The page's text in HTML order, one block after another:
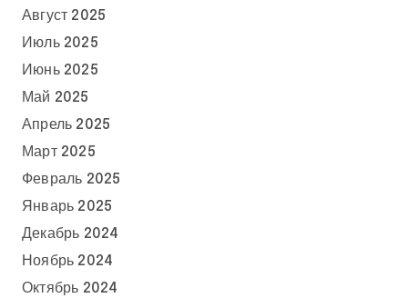
Август 2025
Июль 2025
Июнь 2025
Май 2025
Апрель 2025
Март 2025
Февраль 2025
Январь 2025
Декабрь 2024
Ноябрь 2024
Октябрь 2024